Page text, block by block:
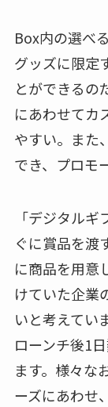
Box内の選べ
グッズに限定
とができるの
にあわせてカ
やすい。また
でき、プロモ
「デジタル
ぐに賞品を渡
に商品を用意
けていた企業
いと考えてい
ローンチ後1
ます。様々な
ーズにあわせ